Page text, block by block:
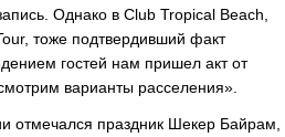
Однако в Club Tropical Beach,
тоже подтвердивший факт
гостей нам пришел акт от
варианты расселения».
отмечался праздник Шекер Байрам,